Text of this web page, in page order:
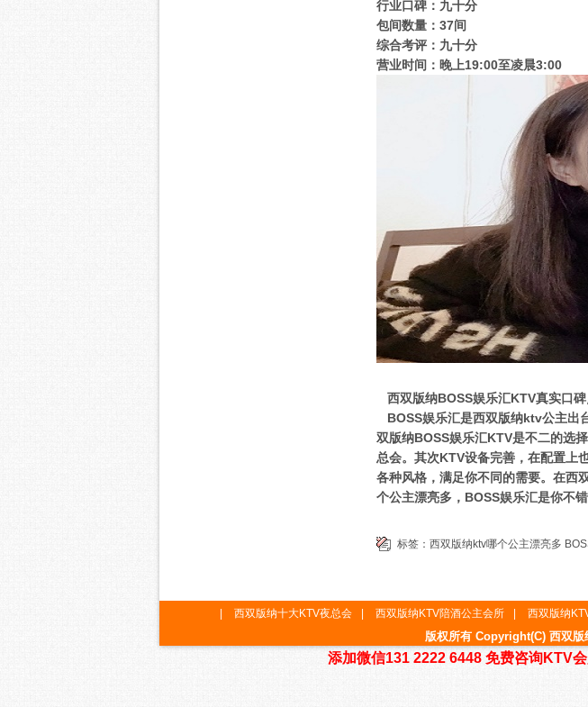
行业口碑：九十分
包间数量：37间
综合考评：九十分
营业时间：晚上19:00至凌晨3:00
西双版纳BOSS娱乐汇KTV真实口
BOSS娱乐汇是西双版纳ktv公主出
双版纳BOSS娱乐汇KTV是不二的选
总会。其次KTV设备完善，在配置上
各种风格，满足你不同的需要。在西
个公主漂亮多，BOSS娱乐汇是你不错
标签： 西双版纳ktv哪个公主漂亮多
版权所有 Copyright(C) 西双版
添加微信131 2222 6448 免费咨询KTV
西双版纳十大KTV夜总会 西双版纳KTV陪酒公主会所 西双版纳